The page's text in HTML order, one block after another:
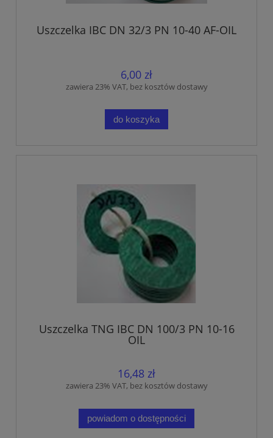
Uszczelka IBC DN 32/3 PN 10-40 AF-OIL
6,00 zł
zawiera 23% VAT, bez kosztów dostawy
do koszyka
Uszczelka TNG IBC DN 100/3 PN 10-16
OIL
16,48 zł
zawiera 23% VAT, bez kosztów dostawy
powiadom o dostępności